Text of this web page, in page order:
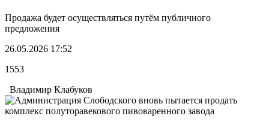
Продажа будет осуществляться путём публичного
предложения
26.05.2026 17:52
1553
Владимир Клабуков